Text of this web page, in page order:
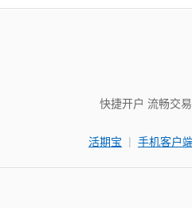
快捷开户 流畅交易
活期宝 | 手机客户